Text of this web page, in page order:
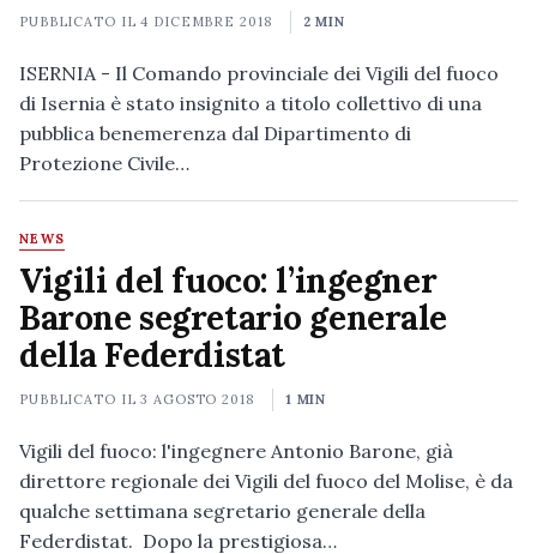
PUBBLICATO IL4 DICEMBRE 2018 2 MIN
ISERNIA - Il Comando provinciale dei Vigili del fuoco
di Isernia è stato insignito a titolo collettivo di una
pubblica benemerenza dal Dipartimento di
Protezione Civile…
NEWS
Vigili del fuoco: l’ingegner
Barone segretario generale
della Federdistat
PUBBLICATO IL3 AGOSTO 2018 1 MIN
Vigili del fuoco: l'ingegnere Antonio Barone, già
direttore regionale dei Vigili del fuoco del Molise, è da
qualche settimana segretario generale della
Federdistat. Dopo la prestigiosa…